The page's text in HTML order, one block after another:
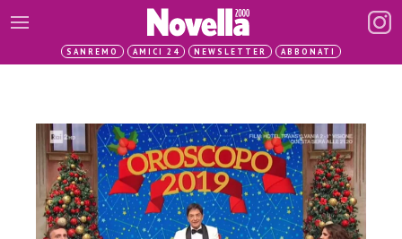
SANREMO AMICI 24 NEWSLETTER ABBONATI